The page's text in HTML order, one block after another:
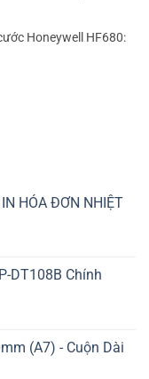
Honeywell HF680:
HÓA ĐƠN NHIỆT
DT108B Chính
(A7) - Cuộn Dài